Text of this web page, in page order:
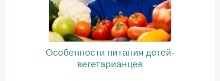
Особенности питания детей-
вегетарианцев